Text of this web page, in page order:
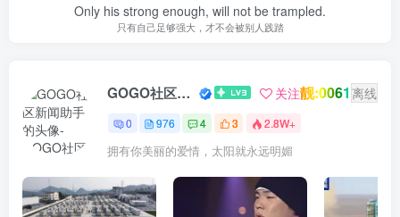
Only his strong enough, will not be trampled.
只有自己足够强大，才不会被别人践踏
GOGO社区新闻助手 关注靓:0061 离线
0 976 4 3 2.8W+
拥有你美丽的爱情，太阳就永远明媚